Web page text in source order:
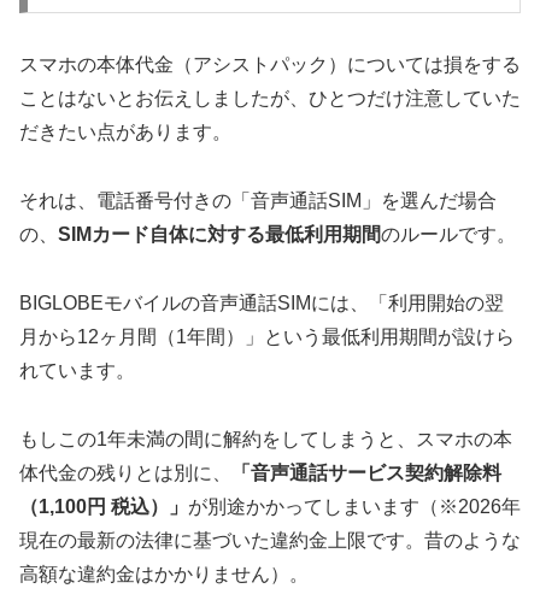
スマホの本体代金（アシストパック）については損をする
ことはないとお伝えしましたが、ひとつだけ注意していた
だきたい点があります。
それは、電話番号付きの「音声通話SIM」を選んだ場合
の、 SIMカード自体に対する最低利用期間のルールです。
BIGLOBEモバイルの音声通話SIMには、「利用開始の翌
月から12ヶ月間（1年間）」という最低利用期間が設けら
れています。
もしこの1年未満の間に解約をしてしまうと、スマホの本
体代金の残りとは別に、
「音声通話サービス契約解除料
（1,100円 税込）」 が別途かかってしまいます（※2026年
現在の最新の法律に基づいた違約金上限です。昔のような
高額な違約金はかかりません）。